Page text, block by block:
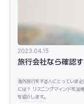
2023.04.15
旅行会社なら確認
海外旅行をする人にとっていま
には？ リスニングマインドを活
を紹介します。